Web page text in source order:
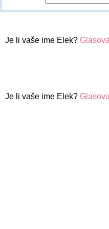
Je li vaše ime Elek?
Je li vaše ime Elek?